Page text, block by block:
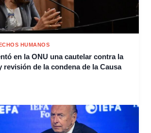
HUMANOS
en la ONU una cautelar contra la
revisión de la condena de la Causa